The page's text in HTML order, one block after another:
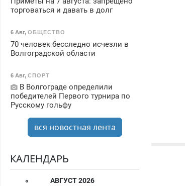
торговаться и давать в долг
6 Авг, ОБЩЕСТВО
70 человек бесследно исчезли в
Волгоградской области
6 Авг, СПОРТ
В Волгограде определили
победителей Первого турнира по
Русскому гольфу
вся новостная лента
КАЛЕНДАРЬ
«
АВГУСТ 2026